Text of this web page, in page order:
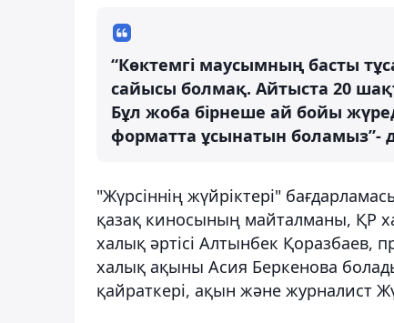
“Көктемгі маусымның басты
сайысы болмақ. Айтыста 20
Бұл жоба бірнеше ай бойы
форматта ұсынатын боламыз”-
"Жүрсіннің жүйріктері"
қазақ киносының майталманы, ҚР
халық әртісі Алтынбек
халық ақыны Асия Беркенова
қайраткері, ақын және журналист